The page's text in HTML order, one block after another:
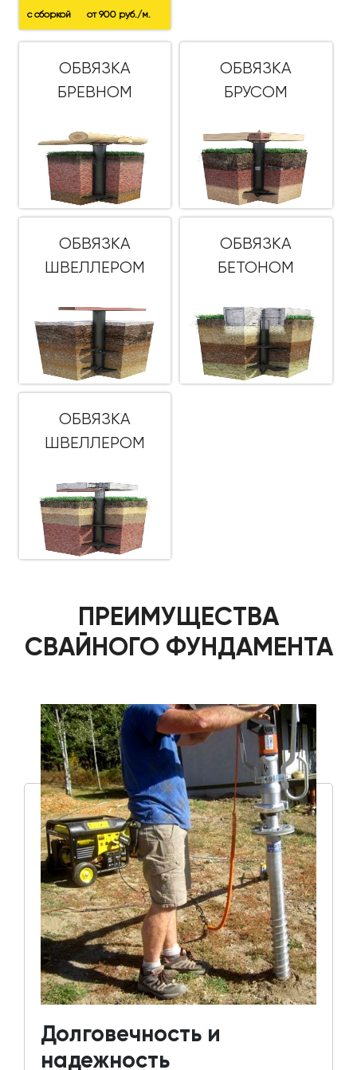
с сборкой от 900 руб./м.
ОБВЯЗКА
БРЕВНОМ
ОБВЯЗКА
БРУСОМ
ОБВЯЗКА
ШВЕЛЛЕРОМ
ОБВЯЗКА
БЕТОНОМ
ОБВЯЗКА
ШВЕЛЛЕРОМ
ПРЕИМУЩЕСТВА
СВАЙНОГО ФУНДАМЕНТА
Долговечность и
надежность